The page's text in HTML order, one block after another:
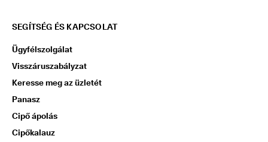
SEGÍTSÉG ÉS KAPCSOLAT
Ügyfélszolgálat
Visszáruszabályzat
Keresse meg az üzletét
Panasz
Cipő ápolás
Cipőkalauz